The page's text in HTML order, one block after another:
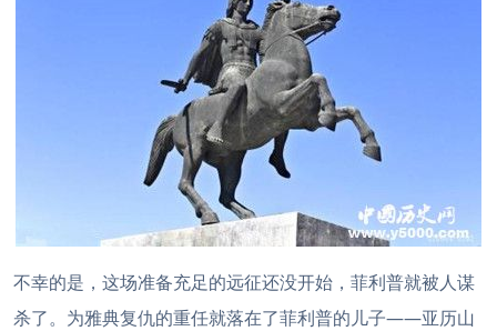
不幸的是，这场准备充足的远征还没开始，菲利普就被人谋
杀了。为雅典复仇的重任就落在了菲利普的儿子——亚历山